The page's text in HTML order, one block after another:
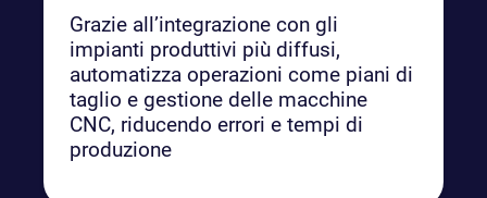
Grazie all’integrazione con gli
impianti produttivi più diffusi,
automatizza operazioni come piani di
taglio e gestione delle macchine
CNC, riducendo errori e tempi di
produzione